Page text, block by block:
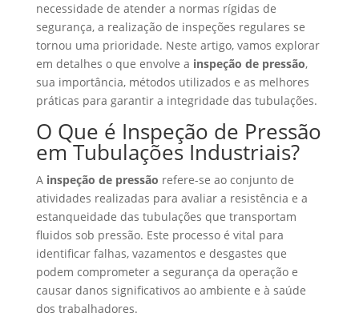
necessidade de atender a normas rígidas de
segurança, a realização de inspeções regulares se
tornou uma prioridade. Neste artigo, vamos explorar
em detalhes o que envolve a inspeção de pressão,
sua importância, métodos utilizados e as melhores
práticas para garantir a integridade das tubulações.
O Que é Inspeção de Pressão
em Tubulações Industriais?
A inspeção de pressão refere-se ao conjunto de
atividades realizadas para avaliar a resistência e a
estanqueidade das tubulações que transportam
fluidos sob pressão. Este processo é vital para
identificar falhas, vazamentos e desgastes que
podem comprometer a segurança da operação e
causar danos significativos ao ambiente e à saúde
dos trabalhadores.